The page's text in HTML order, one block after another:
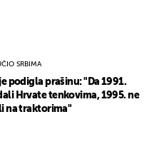
SRBIMA
podigla prašinu: "Da 1991.
Hrvate tenkovima, 1995. ne
na traktorima"